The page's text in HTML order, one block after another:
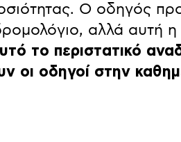
Ο οδηγός
αλλά αυτή
το περιστατικό
οι οδηγοί στην